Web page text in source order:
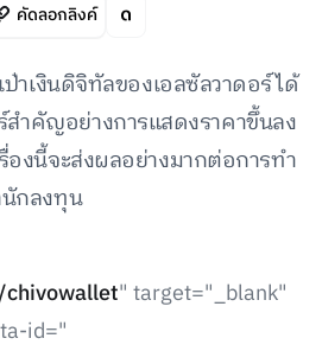
คัดลอกลิงค์
ป๋าเงินดิจิทัลของเอลซัลวาดอร์ได้
ำคัญอย่างการแสดงราคาขึ้นลง
องนี้จะส่งผลอย่างมากต่อการทำ
นักลงทุน
" target="_blank"
id="